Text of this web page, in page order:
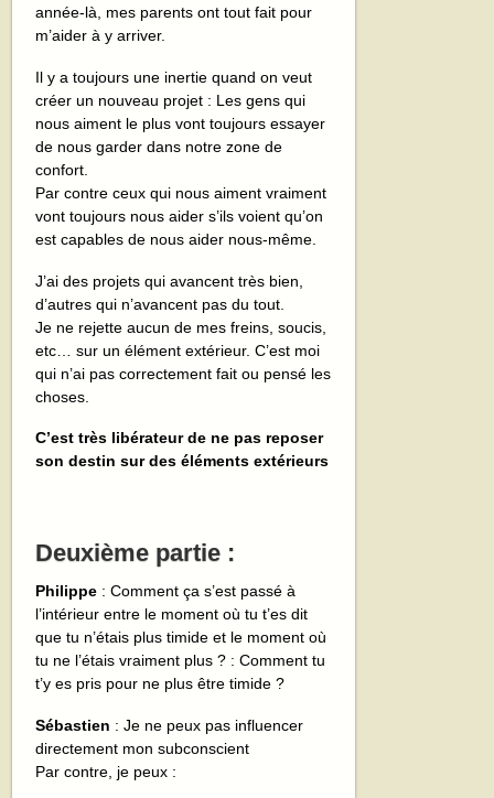
année-là, mes parents ont tout fait pour
m’aider à y arriver.
Il y a toujours une inertie quand on veut
créer un nouveau projet : Les gens qui
nous aiment le plus vont toujours essayer
de nous garder dans notre zone de
confort.
Par contre ceux qui nous aiment vraiment
vont toujours nous aider s’ils voient qu’on
est capables de nous aider nous-même.
J’ai des projets qui avancent très bien,
d’autres qui n’avancent pas du tout.
Je ne rejette aucun de mes freins, soucis,
etc… sur un élément extérieur. C’est moi
qui n’ai pas correctement fait ou pensé les
choses.
C’est très libérateur de ne pas reposer
son destin sur des éléments extérieurs
Deuxième partie :
Philippe : Comment ça s’est passé à
l’intérieur entre le moment où tu t’es dit
que tu n’étais plus timide et le moment où
tu ne l’étais vraiment plus ? : Comment tu
t’y es pris pour ne plus être timide ?
Sébastien : Je ne peux pas influencer
directement mon subconscient
Par contre, je peux :